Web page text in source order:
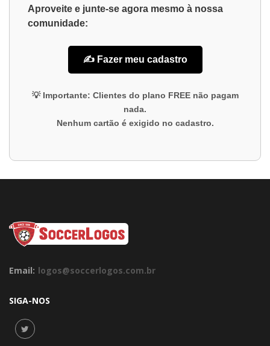
Aproveite e junte-se agora mesmo à nossa
comunidade:
✍️ Fazer meu cadastro
💡 Importante: Clientes do plano FREEnão pagam
nada.
Nenhum cartão é exigido no cadastro.
Email: logos@soccerlogos.com.br
SIGA-NOS